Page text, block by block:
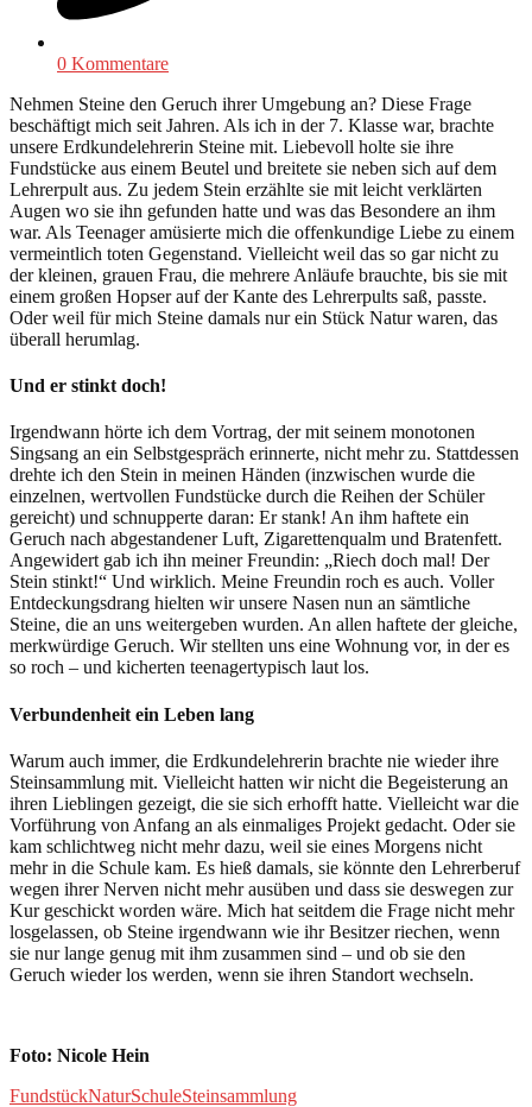
0 Kommentare
Nehmen Steine den Geruch ihrer Umgebung an? Diese Frage
beschäftigt mich seit Jahren. Als ich in der 7. Klasse war, brachte
unsere Erdkundelehrerin Steine mit. Liebevoll holte sie ihre
Fundstücke aus einem Beutel und breitete sie neben sich auf dem
Lehrerpult aus. Zu jedem Stein erzählte sie mit leicht verklärten
Augen wo sie ihn gefunden hatte und was das Besondere an ihm
war. Als Teenager amüsierte mich die offenkundige Liebe zu einem
vermeintlich toten Gegenstand. Vielleicht weil das so gar nicht zu
der kleinen, grauen Frau, die mehrere Anläufe brauchte, bis sie mit
einem großen Hopser auf der Kante des Lehrerpults saß, passte.
Oder weil für mich Steine damals nur ein Stück Natur waren, das
überall herumlag.
Und er stinkt doch!
Irgendwann hörte ich dem Vortrag, der mit seinem monotonen
Singsang an ein Selbstgespräch erinnerte, nicht mehr zu. Stattdessen
drehte ich den Stein in meinen Händen (inzwischen wurde die
einzelnen, wertvollen Fundstücke durch die Reihen der Schüler
gereicht) und schnupperte daran: Er stank! An ihm haftete ein
Geruch nach abgestandener Luft, Zigarettenqualm und Bratenfett.
Angewidert gab ich ihn meiner Freundin: „Riech doch mal! Der
Stein stinkt!“ Und wirklich. Meine Freundin roch es auch. Voller
Entdeckungsdrang hielten wir unsere Nasen nun an sämtliche
Steine, die an uns weitergeben wurden. An allen haftete der gleiche,
merkwürdige Geruch. Wir stellten uns eine Wohnung vor, in der es
so roch – und kicherten teenagertypisch laut los.
Verbundenheit ein Leben lang
Warum auch immer, die Erdkundelehrerin brachte nie wieder ihre
Steinsammlung mit. Vielleicht hatten wir nicht die Begeisterung an
ihren Lieblingen gezeigt, die sie sich erhofft hatte. Vielleicht war die
Vorführung von Anfang an als einmaliges Projekt gedacht. Oder sie
kam schlichtweg nicht mehr dazu, weil sie eines Morgens nicht
mehr in die Schule kam. Es hieß damals, sie könnte den Lehrerberuf
wegen ihrer Nerven nicht mehr ausüben und dass sie deswegen zur
Kur geschickt worden wäre. Mich hat seitdem die Frage nicht mehr
losgelassen, ob Steine irgendwann wie ihr Besitzer riechen, wenn
sie nur lange genug mit ihm zusammen sind – und ob sie den
Geruch wieder los werden, wenn sie ihren Standort wechseln.
Foto: Nicole Hein
FundstückNaturSchuleSteinsammlung